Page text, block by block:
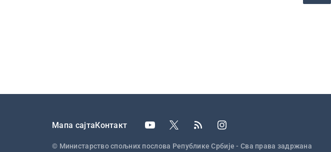
Подножје
Мапа сајтаКонтакт
© Министарство спољних послова Републике Србије - Сва права задржана